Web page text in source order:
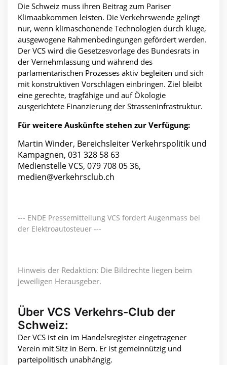
Die Schweiz muss ihren Beitrag zum Pariser
Klimaabkommen leisten. Die Verkehrswende gelingt
nur, wenn klimaschonende Technologien durch kluge,
ausgewogene Rahmenbedingungen gefördert werden.
Der VCS wird die Gesetzesvorlage des Bundesrats in
der Vernehmlassung und während des
parlamentarischen Prozesses aktiv begleiten und sich
mit konstruktiven Vorschlägen einbringen. Ziel bleibt
eine gerechte, tragfähige und auf Ökologie
ausgerichtete Finanzierung der Strasseninfrastruktur.
Für weitere Auskünfte stehen zur Verfügung:
Martin Winder, Bereichsleiter Verkehrspolitik und
Kampagnen, 031 328 58 63
Medienstelle VCS, 079 708 05 36,
medien@verkehrsclub.ch
--- ENDE Pressemitteilung VCS fordert Augenmass bei
der Elektroautosteuer ---
Hinweis der Redaktion: Die Bildrechte liegen beim
jeweiligen Herausgeber.
Über VCS Verkehrs-Club der
Schweiz:
Der VCS ist ein im Handelsregister eingetragener
Verein mit Sitz in Bern. Er ist gemeinnützig und
parteipolitisch unabhängig.